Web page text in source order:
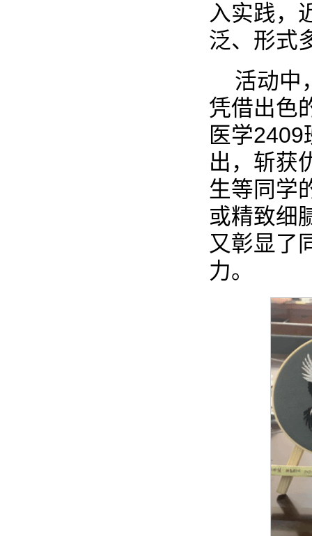
入实践，
泛、形式
活动中
凭借出色
医学
出，斩获
生等同学
或精致细
又彰显了
力。